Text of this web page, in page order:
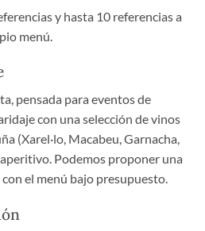
y hasta 10 referencias a
menú.
pensada para eventos de
con una selección de vinos
(Xarel·lo, Macabeu, Garnacha,
Podemos proponer una
el menú bajo presupuesto.